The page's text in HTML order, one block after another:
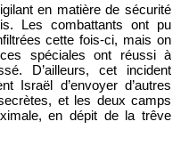
en matière de sécurité
Les combattants ont pu
cette fois-ci, mais on
spéciales ont réussi à
D’ailleurs, cet incident
Israël d’envoyer d’autres
et les deux camps
en dépit de la trêve